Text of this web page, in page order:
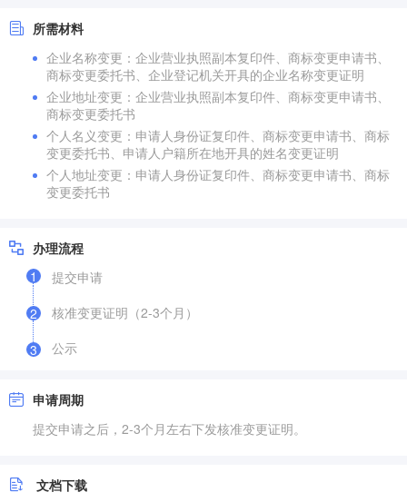
所需材料
企业名称变更：企业营业执照副本复印件、商标变更申请书、
商标变更委托书、企业登记机关开具的企业名称变更证明
企业地址变更：企业营业执照副本复印件、商标变更申请书、
商标变更委托书
个人名义变更：申请人身份证复印件、商标变更申请书、商标
变更委托书、申请人户籍所在地开具的姓名变更证明
个人地址变更：申请人身份证复印件、商标变更申请书、商标
变更委托书
办理流程
1
提交申请
2
核准变更证明（2-3个月）
3 公示
申请周期
提交申请之后，2-3个月左右下发核准变更证明。
文档下载